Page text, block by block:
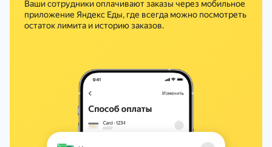
Ваши сотрудники оплачивают заказы через мобильное
приложение Яндекс Еды, где всегда можно посмотреть
остаток лимита и историю заказов.